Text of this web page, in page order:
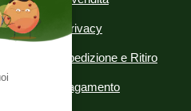
Informativa Privacy
Modalità di Spedizione e Ritiro
Modalità di Pagamento